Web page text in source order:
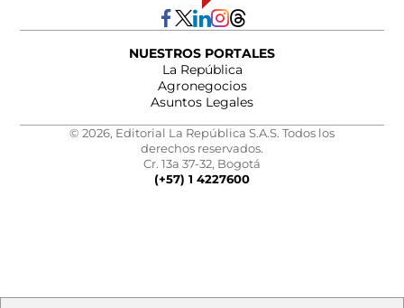
NUESTROS PORTALES
La República
Agronegocios
Asuntos Legales
© 2026, Editorial La República S.A.S. Todos los
derechos reservados.
Cr. 13a 37-32, Bogotá
(+57) 1 4227600